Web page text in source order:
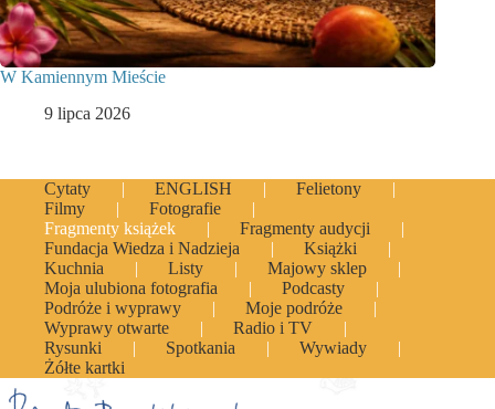
W Kamiennym Mieście
9 lipca 2026
Cytaty ENGLISH
Felietony
Filmy
Fotografie
Fragmenty książek
Fragmenty audycji
Fundacja Wiedza i Nadzieja
Książki
Kuchnia
Listy
Majowy sklep
Moja ulubiona fotografia
Podcasty
Podróże i wyprawy
Moje podróże
Wyprawy otwarte
Radio i TV
Rysunki
Spotkania
Wywiady
Żółte kartki